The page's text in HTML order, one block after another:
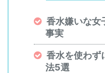
香水嫌いな女
事実
香水を使わず
法5選